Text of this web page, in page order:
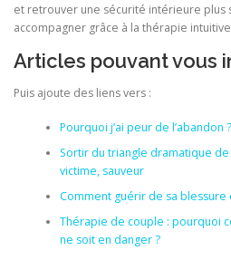
et retrouver une sécurité intérieure plus
accompagner grâce à la thérapie
Articles pouvant vous
Puis ajoute des liens vers :
Pourquoi j’ai peur de l’abandon ?
Sortir du triangle dramatique
victime, sauveur
Comment guérir de sa
Thérapie de couple : pourquoi
ne soit en danger ?